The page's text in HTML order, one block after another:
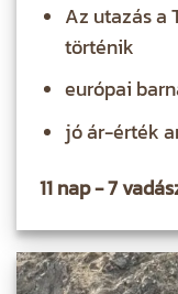
Az utazás a
történik
európai
jó ár-érték
11 nap - 7